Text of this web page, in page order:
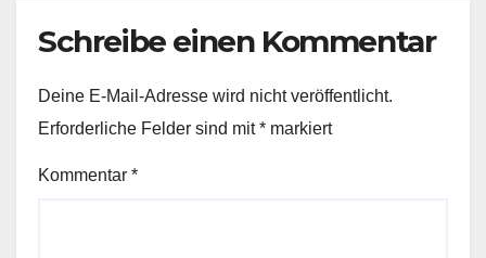
Schreibe einen Kommentar
Deine E-Mail-Adresse wird nicht veröffentlicht.
Erforderliche Felder sind mit* markiert
Kommentar *